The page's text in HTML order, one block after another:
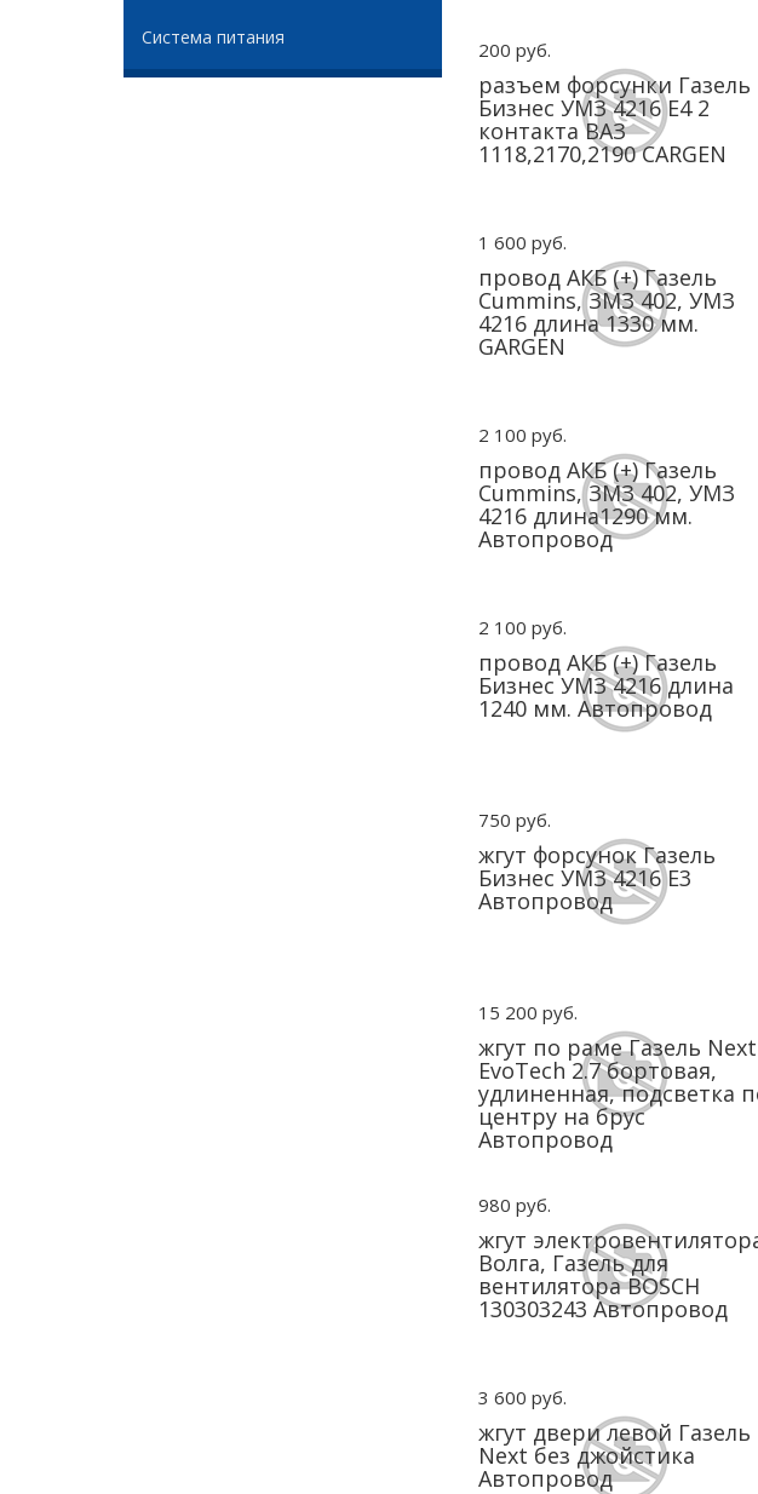
Система питания
200 руб.
разъем форсунки Газель
Бизнес УМЗ 4216 Е4 2
контакта ВАЗ
1118,2170,2190 CARGEN
1 600 руб.
провод АКБ (+) Газель
Cummins, ЗМЗ 402, УМЗ
4216 длина 1330 мм.
GARGEN
2 100 руб.
провод АКБ (+) Газель
Cummins, ЗМЗ 402, УМЗ
4216 длина1290 мм.
Автопровод
2 100 руб.
провод АКБ (+) Газель
Бизнес УМЗ 4216 длина
1240 мм. Автопровод
750 руб.
жгут форсунок Газель
Бизнес УМЗ 4216 Е3
Автопровод
15 200 руб.
жгут по раме Газель Next
EvoTech 2.7 бортовая,
удлиненная, подсветка
центру на брус
Автопровод
980 руб.
жгут
Волга, Газель для
вентилятора BOSCH
130303243 Автопровод
3 600 руб.
жгут двери левой Газель
Next без джойстика
Автопровод